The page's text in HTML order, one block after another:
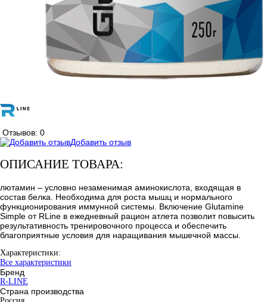
Отзывов: 0
Добавить отзыв
ОПИСАНИЕ ТОВАРА:
лютамин – условно незаменимая аминокислота, входящая в
состав белка. Необходима для роста мышц и нормального
функционирования иммунной системы. Включение Glutamine
Simple от RLine в ежедневный рацион атлета позволит повысить
результативность тренировочного процесса и обеспечить
благоприятные условия для наращивания мышечной массы.
Характеристики:
Все характеристики
Бренд
R-LINE
Страна производства